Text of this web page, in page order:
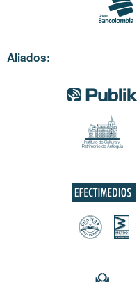
Aliados: